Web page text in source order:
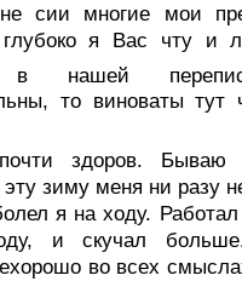
сии многие мои
глубоко я Вас чту и
в нашей
то виноваты тут
здоров. Бываю
эту зиму меня ни разу
я на ходу.
и скучал
во всех